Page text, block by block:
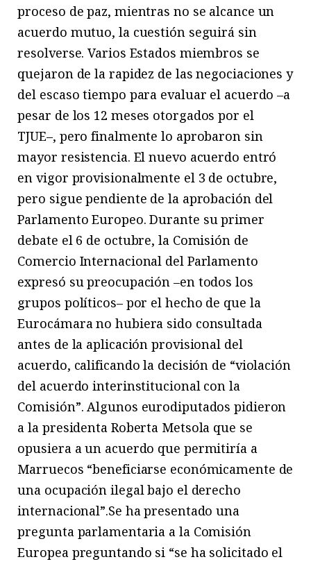
proceso de paz, mientras no se alcance un
acuerdo mutuo, la cuestión seguirá sin
resolverse. Varios Estados miembros se
quejaron de la rapidez de las negociaciones y
del escaso tiempo para evaluar el acuerdo –a
pesar de los 12 meses otorgados por el
TJUE–, pero finalmente lo aprobaron sin
mayor resistencia. El nuevo acuerdo entró
en vigor provisionalmente el 3 de octubre,
pero sigue pendiente de la aprobación del
Parlamento Europeo. Durante su primer
debate el 6 de octubre, la Comisión de
Comercio Internacional del Parlamento
expresó su preocupación –en todos los
grupos políticos– por el hecho de que la
Eurocámara no hubiera sido consultada
antes de la aplicación provisional del
acuerdo, calificando la decisión de “violación
del acuerdo interinstitucional con la
Comisión”. Algunos eurodiputados pidieron
a la presidenta Roberta Metsola que se
opusiera a un acuerdo que permitiría a
Marruecos “beneficiarse económicamente de
una ocupación ilegal bajo el derecho
internacional”.Se ha presentado una
pregunta parlamentaria a la Comisión
Europea preguntando si “se ha solicitado el